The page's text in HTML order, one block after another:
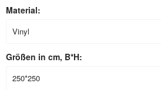
Material:
Größen in cm, B*H: